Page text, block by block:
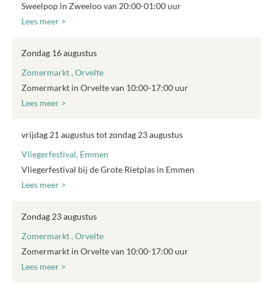
Sweelpop in Zweeloo van 20:00-01:00 uur
Lees meer >
Zondag 16 augustus
Zomermarkt , Orvelte
Zomermarkt in Orvelte van 10:00-17:00 uur
Lees meer >
vrijdag 21 augustus tot zondag 23 augustus
Vliegerfestival, Emmen
Vliegerfestival bij de Grote Rietplas in Emmen
Lees meer >
Zondag 23 augustus
Zomermarkt , Orvelte
Zomermarkt in Orvelte van 10:00-17:00 uur
Lees meer >